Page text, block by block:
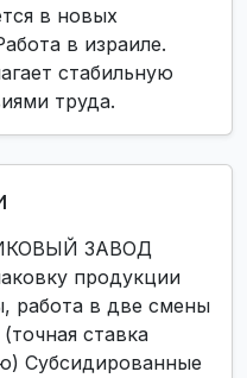
в новых
в израиле.
стабильную
труда.
ЗАВОД
продукции
работа в две смены
ставка
Субсидированные